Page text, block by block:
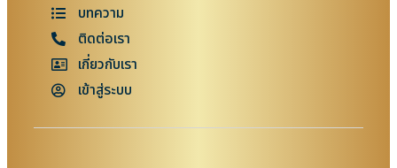
บทความ
ติดต่อเรา
เกี่ยวกับเรา
เข้าสู่ระบบ